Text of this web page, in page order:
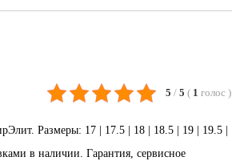
5 / 5 ( 1 голос )
Размеры: 17 | 17.5 | 18 | 18.5 | 19 | 19.5 |
в наличии. Гарантия, сервисное